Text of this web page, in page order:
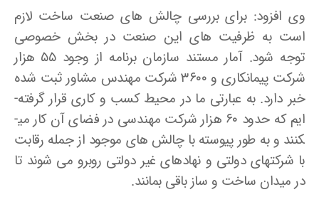
وی افزود: برای بررسی چالش­ های صنعت ساخت لازم
است به ظرفیت­ های این صنعت در بخش خصوصی
توجه شود. آمار مستند سازمان برنامه از وجود ۵۵ هزار
شرکت پیمانکاری و ۳۶۰۰ شرکت مهندس مشاور ثبت شده
خبر دارد. به عبارتی ما در محیط کسب و کاری قرار گرفته­
ایم که حدود ۶۰ هزار شرکت مهندسی در فضای آن کار می­
کنند و به طور پیوسته با چالش­ های موجود از جمله رقابت
با شرکتهای دولتی و نهادهای غیر دولتی روبرو می ­شوند تا
در میدان ساخت و ساز باقی بمانند.